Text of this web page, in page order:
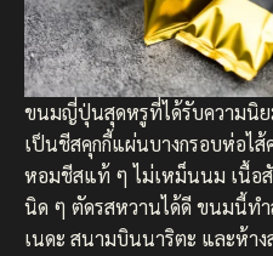
ขนมญี่ปุ่นสุดหรูที่ได้รับความนิย
เป็นชีสคุกกี้แผ่นบางกรอบห่อไ
หอมชีสแท้ ๆ ไม่เหม็นนม เนื้อ
นิด ๆ ตัดรสหวานได้ดี ขนมนี้ท
เนดะ สนามบินนาริตะ และห้า